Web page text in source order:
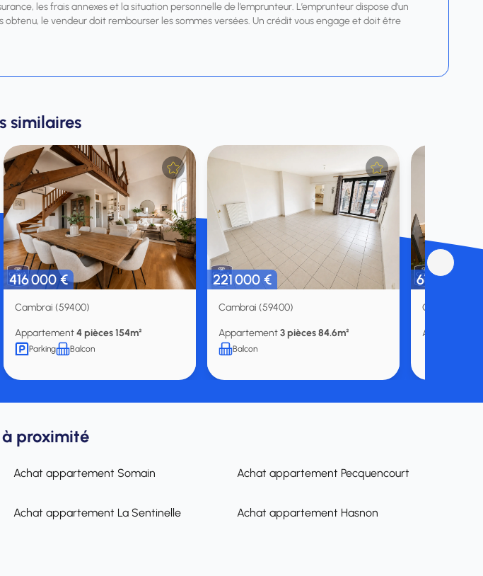
les frais annexes et la situation personnelle de l’emprunteur. L’emprunteur dispose d’un
obtenu, le vendeur doit rembourser les sommes versées. Un crédit vous engage et doit être
similaires
416 000 €
Cambrai (59400)
Appartement4 pièces 154m²
Parking Balcon
221 000 €
Cambrai (59400)
Appartement3 pièces 84.6m²
Balcon
67 000 €
Cambrai
Appartement
à proximité
Achat appartement Somain Achat appartement Pecquencourt
Achat appartement La Sentinelle Achat appartement Hasnon